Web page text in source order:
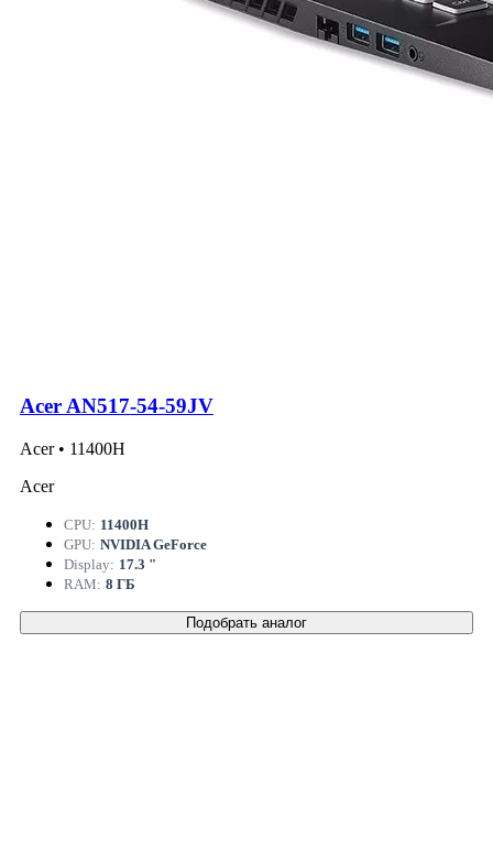
Acer AN517-54-59JV
Acer • 11400H
Acer
CPU: 11400H
GPU: NVIDIA GeForce
Display: 17.3 "
RAM: 8 ГБ
Подобрать аналог